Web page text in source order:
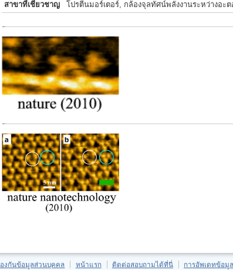
สาขาที่เชี่ยวชาญ
โปรตีนมอร์เตอร์, กล้องจุลทัศน์พลังงานระหว่างอะ
งกันข้อมูลส่วนบุคคล หน้าแรก ติดต่อสอบถามได้ที่นี่ การอัพเดทข้อมู